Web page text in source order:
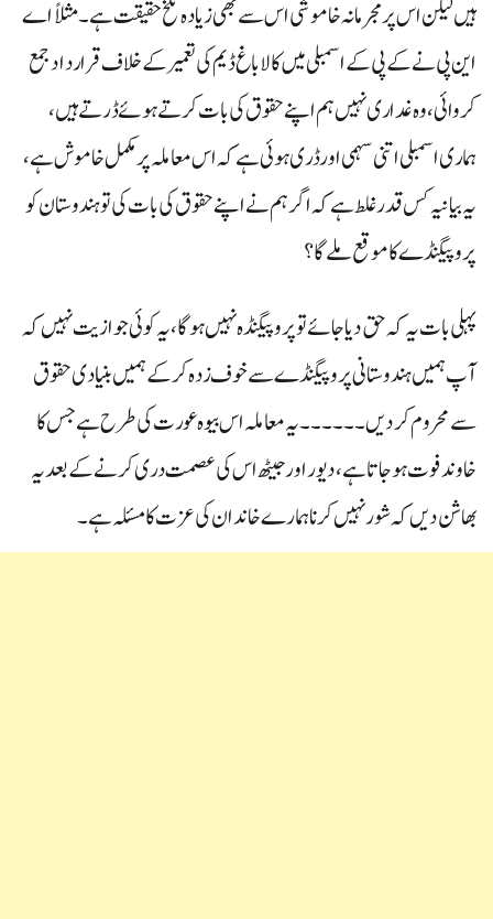
ہیں لیکن اس پر مجرمانہ خاموشی اس سے بھی زیادہ تلخ حقیقت ہے ۔مثلاً اے
این پی نے کے پی کے اسمبلی میں کالاباغ ڈیم کی تعمیر کے خلاف قرارداد جمع
کروائی، وہ غداری نہیں ہم اپنے حقوق کی بات کرتے ہوئے ڈرتے ہیں،
ہماری اسمبلی اتنی سہمی اور ڈری ہوئی ہے کہ اس معاملہ پر مکمل خاموش ہے ،
یہ بیانیہ کس قدر غلط ہے کہ اگر ہم نے اپنے حقوق کی بات کی تو ہندوستان کو
پروپیگنڈے کا موقع ملے گا؟
پہلی بات یہ کہ حق دیا جائے تو پروپیگنڈہ نہیں ہو گا، یہ کوئی جوازیت نہیں کہ
آپ ہمیں ہندوستانی پروپیگنڈے سے خوف زدہ کر کے ہمیں بنیادی حقوق
سے محروم کر دیں۔۔ ۔۔۔۔ یہ معاملہ اس بیوہ عورت کی طرح ہے جس کا
خاوند فوت ہو جاتا ہے ، دیور اور جیٹھ اس کی عصمت دری کرنے کے بعد یہ
بھاشن دیں کہ شور نہیں کرنا ہمارے خاندان کی عزت کا مسئلہ ہے ۔